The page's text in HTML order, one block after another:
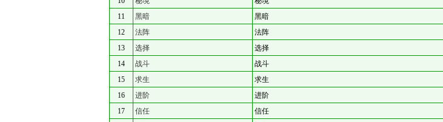
11
黑暗 黑暗
12
法阵 法阵
13
选择 选择
14
战斗 战斗
15
求生 求生
16
进阶 进阶
17
信任 信任